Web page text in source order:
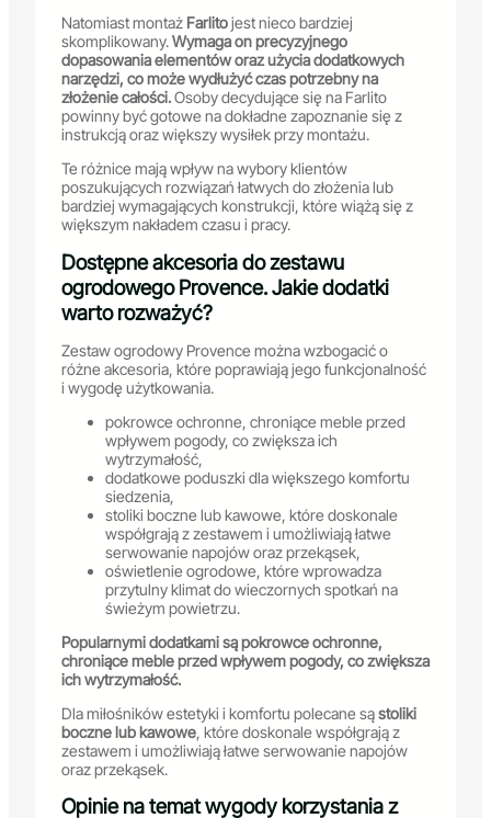
Natomiast montaż Farlitojest nieco bardziej
skomplikowany.Wymaga on precyzyjnego
dopasowania elementów oraz użycia dodatkowych
narzędzi, co może wydłużyć czas potrzebny na
złożenie całości.Osoby decydujące się na Farlito
powinny być gotowe na dokładne zapoznanie się z
instrukcją oraz większy wysiłek przy montażu.
Te różnice mają wpływ na wybory klientów
poszukujących rozwiązań łatwych do złożenia lub
bardziej wymagających konstrukcji, które wiążą się z
większym nakładem czasu i pracy.
Dostępne akcesoria do zestawu
ogrodowego Provence. Jakie dodatki
warto rozważyć?
Zestaw ogrodowy Provence można wzbogacić o
różne akcesoria, które poprawiają jego funkcjonalność
i wygodę użytkowania.
pokrowce ochronne, chroniące meble przed
wpływem pogody, co zwiększa ich
wytrzymałość,
dodatkowe poduszki dla większego komfortu
siedzenia,
stoliki boczne lub kawowe, które doskonale
współgrają z zestawem i umożliwiają łatwe
serwowanie napojów oraz przekąsek,
oświetlenie ogrodowe, które wprowadza
przytulny klimat do wieczornych spotkań na
świeżym powietrzu.
Popularnymi dodatkami są pokrowce ochronne,
chroniące meble przed wpływem pogody, co zwiększa
ich wytrzymałość.
Dla miłośników estetyki i komfortu polecane sąstoliki
boczne lub kawowe, które doskonale współgrają z
zestawem i umożliwiają łatwe serwowanie napojów
oraz przekąsek.
Opinie na temat wygody korzystania z